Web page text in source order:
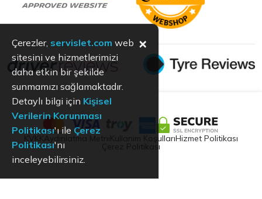
Aydınlatma Metni Kullanım KoşullarıHizmet Politikası
Çerez Politikası
Çerezler, servislet.com web
sitesini ve hizmetlerimizi
daha etkin bir şekilde
sunmamızı sağlamaktadır.
Detaylı bilgi için Kişisel
Verilerin Korunması
Politikası'ı ile Çerez
Politikası'nı
inceleyebilirsiniz.
×